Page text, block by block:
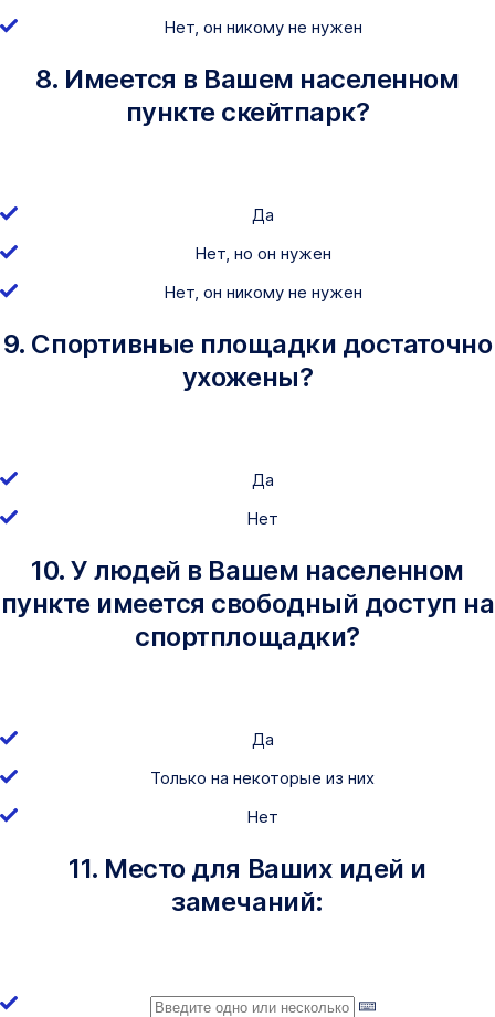
Нет, он никому не нужен
8. Имеется в Вашем населенном
пункте скейтпарк?
Да
Нет, но он нужен
Нет, он никому не нужен
9. Спортивные площадки достаточно
ухожены?
Да
Нет
10. У людей в Вашем населенном
пункте имеется свободный доступ на
спортплощадки?
Да
Только на некоторые из них
Нет
11. Место для Ваших идей и
замечаний: